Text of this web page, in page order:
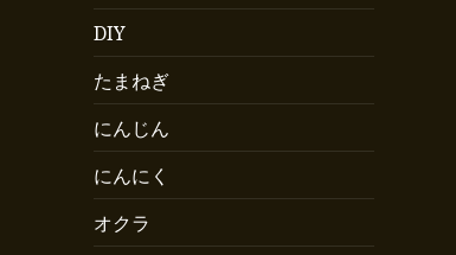
DIY
たまねぎ
にんじん
にんにく
オクラ